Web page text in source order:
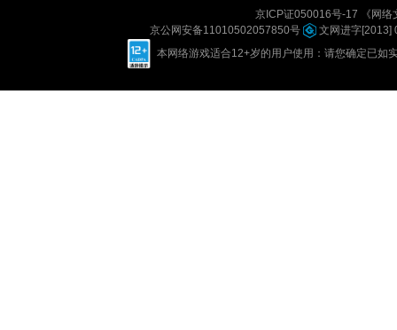
京ICP证050016号-17
《网
京公网安备11010502057850号
文网进字[2013]
本网络游戏适合12+岁的用户使用：请您确定已如